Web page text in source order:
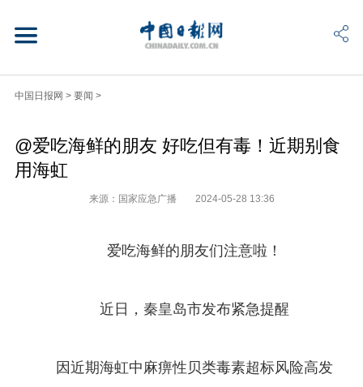
中国日报网 > 要闻 >
@爱吃海鲜的朋友 好吃但有毒！近期别食
用海虹
来源：国家应急广播 2024-05-28 13:36
爱吃海鲜的朋友们注意啦！
近日，秦皇岛市发布紧急提醒
因近期海虹中麻痹性贝类毒素超标风险高发